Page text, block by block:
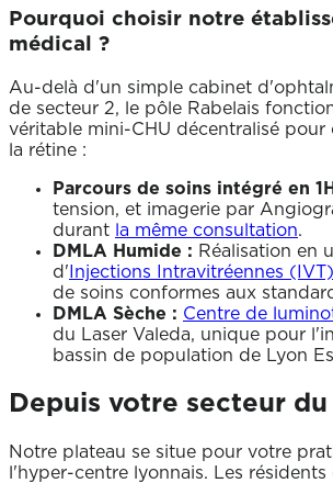
Pourquoi choisir notre
médical ?
Au-delà d'un simple cabinet
de secteur 2, le pôle Rabelais
véritable mini-CHU décentralisé pour
la rétine :
Parcours de soins intégré en
tension, et imagerie par
durant la même consultation.
DMLA Humide : Réalisation en
d' Injections Intravitréennes (IVT)
de soins conformes aux
DMLA Sèche : Centre de
du Laser Valeda, unique pour
bassin de population de Lyon
Depuis votre secteur
Notre plateau se situe pour votre
l'hyper-centre lyonnais. Les résidents